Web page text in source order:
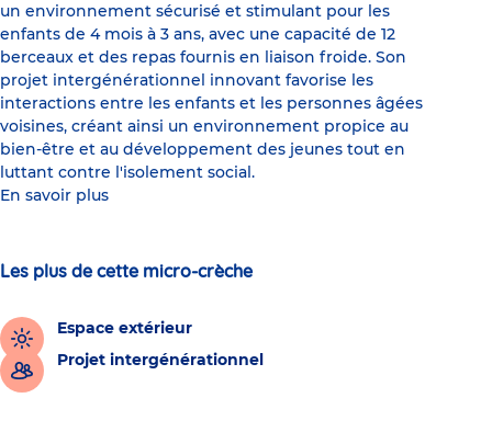
un environnement sécurisé et stimulant pour les
enfants de 4 mois à 3 ans, avec une capacité de 12
berceaux et des repas fournis en liaison froide. Son
projet intergénérationnel innovant favorise les
interactions entre les enfants et les personnes âgées
voisines, créant ainsi un environnement propice au
bien-être et au développement des jeunes tout en
luttant contre l'isolement social.
En savoir plus
Les plus de cette micro-crèche
Espace extérieur
Projet intergénérationnel